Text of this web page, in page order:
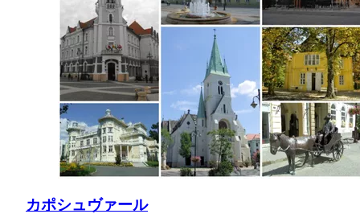
カポシュヴァール